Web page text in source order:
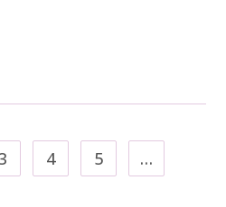
4 5
…